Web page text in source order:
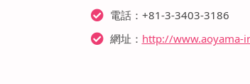
電話：+81-3-3403-3186
網址： http://www.aoyama-